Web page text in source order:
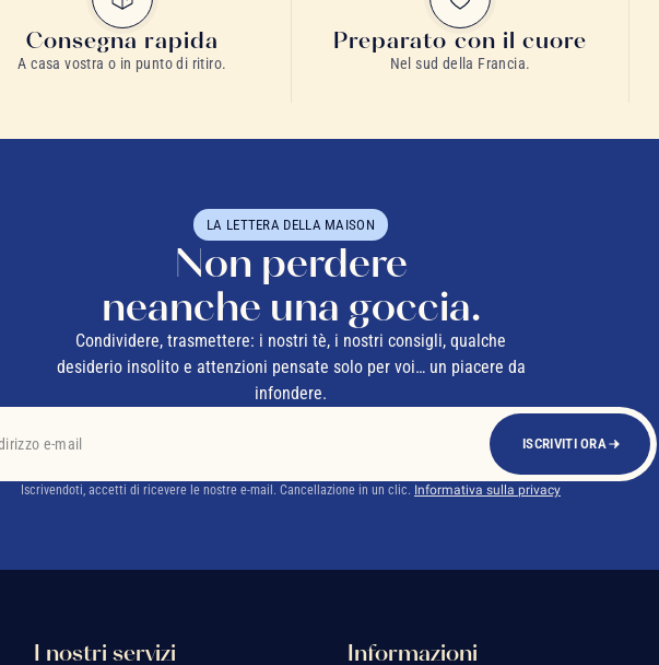
Consegna rapida
A casa vostra o in punto di ritiro.
Preparato con il cuore
Nel sud della Francia.
LA LETTERA DELLA MAISON
Non perdere
neanche una goccia.
Condividere, trasmettere: i nostri tè, i nostri consigli, qualche
desiderio insolito e attenzioni pensate solo per voi… un piacere da
infondere.
ISCRIVITI ORA
Iscrivendoti, accetti di ricevere le nostre e-mail. Cancellazione in un clic. Informativa sulla privacy
I nostri servizi Informazioni